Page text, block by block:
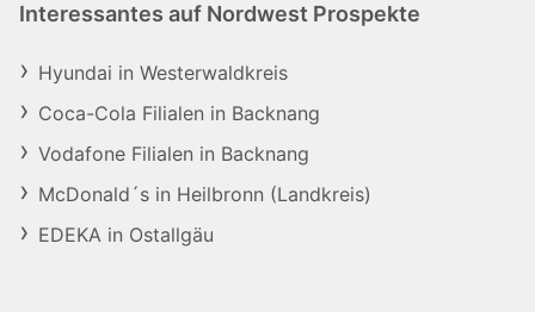
Interessantes auf Nordwest Prospekte
Hyundai in Westerwaldkreis
Coca-Cola Filialen in Backnang
Vodafone Filialen in Backnang
McDonald´s in Heilbronn (Landkreis)
EDEKA in Ostallgäu